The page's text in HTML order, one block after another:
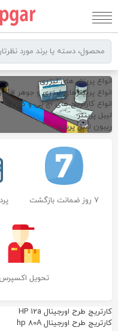
به
انواع پرینتر های لیزری
انواع پرینترهای لیزری و جوهر
انواع کارتریج های اچ پی و کانن
لیبل پرینتر
ریبون لیبل پرینتر
7 روز ضمانت بازگشت
تحویل اکسپرس
کارتریج طرح اورجینال HP 12a
کارتریج طرح اورجینال hp 80A